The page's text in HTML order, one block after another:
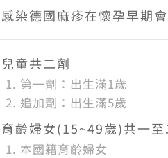
感染德國麻疹在懷孕早期
兒童共二劑
第一劑：出生滿1歲
追加劑：出生滿5歲
育齡婦女(15~49歲)共一至
本國籍育齡婦女